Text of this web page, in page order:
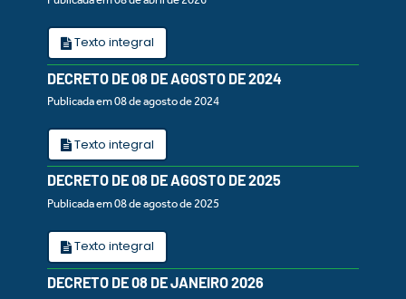
Texto integral
DECRETO DE 08 DE AGOSTO DE 2024
Publicada em 08 de agosto de 2024
Texto integral
DECRETO DE 08 DE AGOSTO DE 2025
Publicada em 08 de agosto de 2025
Texto integral
DECRETO DE 08 DE JANEIRO 2026